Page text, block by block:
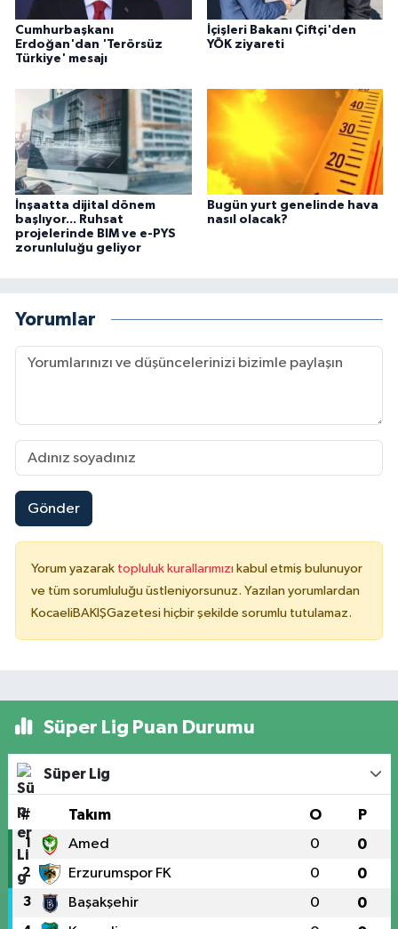
Cumhurbaşkanı
Erdoğan'dan 'Terörsüz
Türkiye' mesajı
İçişleri Bakanı Çiftçi'den
YÖK ziyareti
İnşaatta dijital dönem
başlıyor... Ruhsat
projelerinde BIM ve e-PYS
zorunluluğu geliyor
Bugün yurt genelinde hava
nasıl olacak?
Yorumlar
Gönder
Yorum yazarak topluluk kurallarımızı kabul etmiş bulunuyor
ve tüm sorumluluğu üstleniyorsunuz. Yazılan yorumlardan
KocaeliBAKIŞGazetesi hiçbir şekilde sorumlu tutulamaz.
Süper Lig Puan Durumu
Süper Lig
# Takım O P
1 Amed 0 0
2 Erzurumspor FK 0 0
3 Başakşehir 0 0